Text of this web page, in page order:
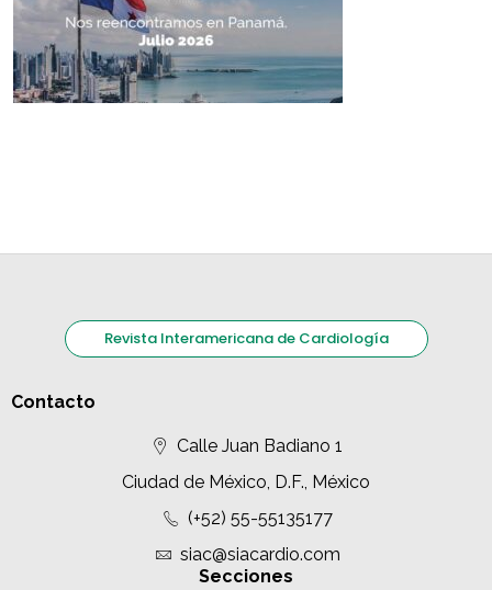
Revista Interamericana de Cardiología
Contacto
Calle Juan Badiano 1
Ciudad de México, D.F., México
(+52) 55-55135177
siac@siacardio.com
Secciones